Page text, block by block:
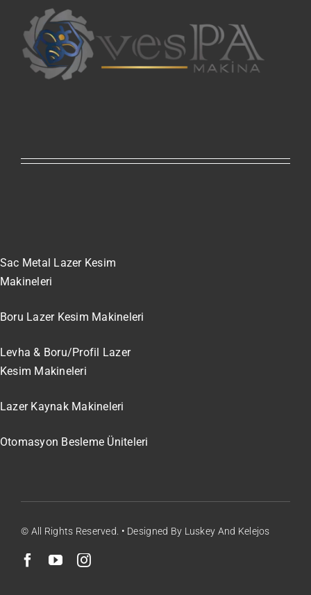
Sac Metal Lazer Kesim
Makineleri
Boru Lazer Kesim Makineleri
Levha & Boru/Profil Lazer
Kesim Makineleri
Lazer Kaynak Makineleri
Otomasyon Besleme Üniteleri
© All Rights Reserved. • Designed By Luskey And Kelejos